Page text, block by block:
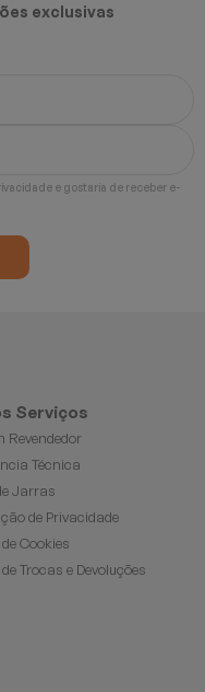
exclusivas
de Privacidade e gostaria de receber e-
Serviços
Revendedor
Técnica
Jarras
de Privacidade
Cookies
Trocas e Devoluções